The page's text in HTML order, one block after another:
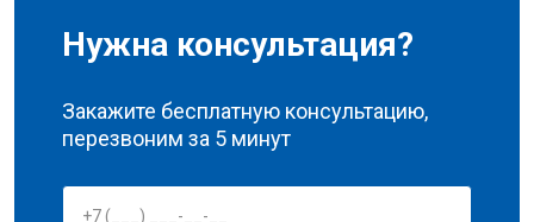
Нужна консультация?
Закажите бесплатную консультацию,
перезвоним за 5 минут